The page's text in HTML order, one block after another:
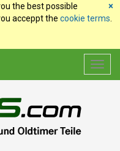
×
the best possible
acceppt the cookie terms